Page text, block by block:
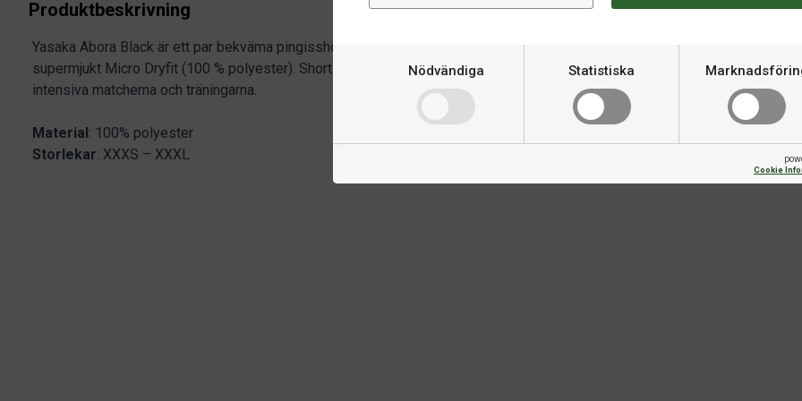
Nödvändiga Statistiska
Cookie
Produktbeskrivning
Yasaka Abora Black är ett par bekväma pingisshorts tillverkade av ett lättviktigt och
supermjukt Micro Dryfit (100 % polyester). Shortsen håller dig sval och rörlig under de mest
intensiva matcherna och träningarna.
Material: 100% polyester
Storlekar: XXXS – XXXL
Om produkten